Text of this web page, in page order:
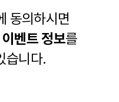
동의하시면
이벤트 정보를
습니다.